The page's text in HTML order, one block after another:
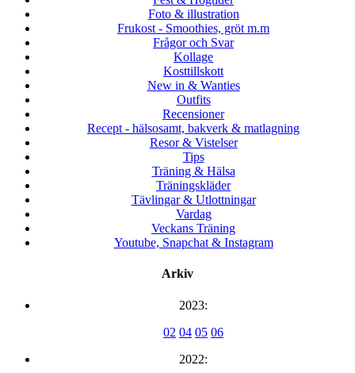
Foto & illustration
Frukost - Smoothies, gröt m.m
Frågor och Svar
Kollage
Kosttillskott
New in & Wanties
Outfits
Recensioner
Recept - hälsosamt, bakverk & matlagning
Resor & Vistelser
Tips
Träning & Hälsa
Träningskläder
Tävlingar & Utlottningar
Vardag
Veckans Träning
Youtube, Snapchat & Instagram
Arkiv
2023:
02 04 05 06
2022: